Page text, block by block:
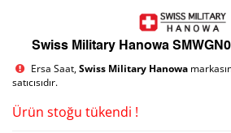
Swiss Military Hanowa
Ersa Saat,Swiss Military Hanowa
satıcısıdır.
Ürün stoğu tükendi !